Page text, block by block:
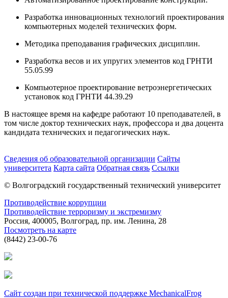
Разработка инновационных технологий проектирования
компьютерных моделей технических форм.
Методика преподавания графических дисциплин.
Разработка весов и их упругих элементов код ГРНТИ
55.05.99
Компьютерное проектирование ветроэнергетических
установок код ГРНТИ 44.39.29
В настоящее время на кафедре работают 10 преподавателей, в
том числе доктор технических наук, профессора и два доцента
кандидата технических и педагогических наук.
Сведения об образовательной организации Сайты
университета Карта сайта Обратная связь Ссылки
© Волгоградский государственный технический университет
Противодействие коррупции
Противодействие терроризму и экстремизму
Россия, 400005, Волгоград, пр. им. Ленина, 28
Посмотреть на карте
(8442) 23-00-76
Сайт создан при технической поддержке MechanicalFrog